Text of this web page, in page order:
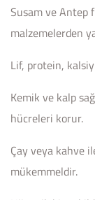
Susam ve Antep
malzemelerden
Lif, protein,
Kemik ve kalp
hücreleri korur.
Çay veya kahve
mükemmeldir.